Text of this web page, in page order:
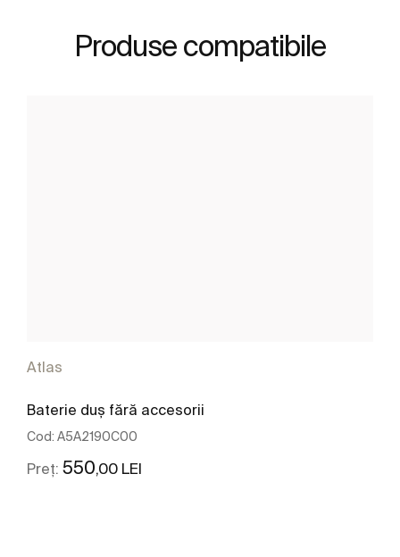
Produse compatibile
Atlas
Baterie duș fără accesorii
Cod: A5A2190C00
Preț: 550,00 LEI